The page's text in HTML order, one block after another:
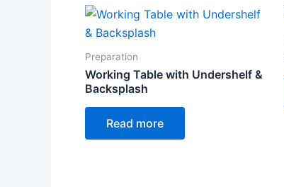
Preparation
Working Table with Undershelf &
Backsplash
Read more